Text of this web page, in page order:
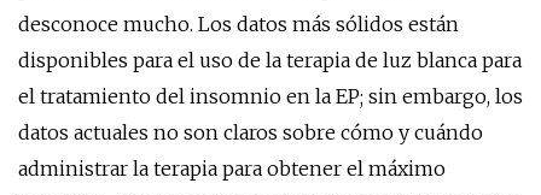
desconoce mucho. Los datos más sólidos están
disponibles para el uso de la terapia de luz blanca para
el tratamiento del insomnio en la EP; sin embargo, los
datos actuales no son claros sobre cómo y cuándo
administrar la terapia para obtener el máximo